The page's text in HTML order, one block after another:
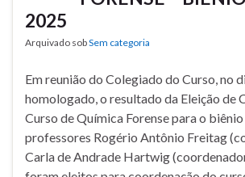
2025
Arquivado sobSem categoria
Em reunião do Colegiado do Curso, no
homologado, o resultado da Eleição de
Curso de Química Forense para o
professores Rogério Antônio Freitag
Carla de Andrade Hartwig